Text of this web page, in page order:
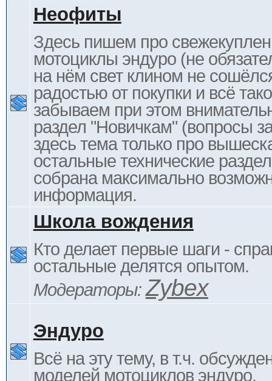
Неофиты
Здесь пишем про
мотоциклы эндуро (не
на нём свет клином не
радостью от покупки и всё
забываем при этом
раздел "Новичкам" (вопросы
здесь тема только про
остальные технические
собрана максимально
информация.
Школа вождения
Кто делает первые шаги -
остальные делятся опытом.
Модераторы:Zybex
Эндуро
Всё на эту тему, в т.ч.
моделей мотоциклов эндуро.